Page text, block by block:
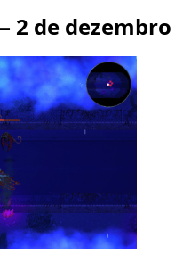
2 de dezembro